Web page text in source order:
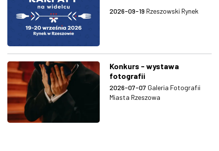
2026-09-19 Rzeszowski Rynek
Konkurs - wystawa
fotografii
2026-07-07 Galeria Fotografii
Miasta Rzeszowa